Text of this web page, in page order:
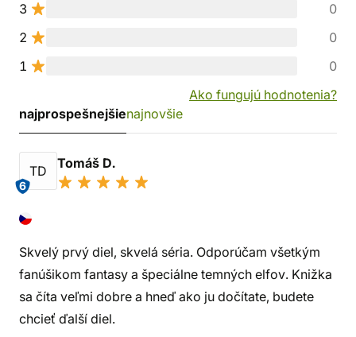
3
0
2
0
1
0
Ako fungujú hodnotenia?
najprospešnejšienajnovšie
TD
6
Tomáš D.
Skvelý prvý diel, skvelá séria. Odporúčam všetkým
fanúšikom fantasy a špeciálne temných elfov. Knižka
sa číta veľmi dobre a hneď ako ju dočítate, budete
chcieť ďalší diel.